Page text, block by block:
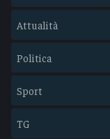
Attualità
Politica
Sport
TG